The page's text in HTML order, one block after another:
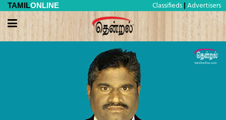
TAMILONLINE Classifieds | Advertisers